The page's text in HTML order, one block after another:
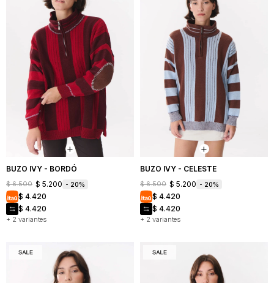
BUZO IVY - BORDÓ
+ 2 variantes
$ 6.500 $ 5.200 20
$ 4.420
$ 4.420
BUZO IVY - CELESTE
+ 2 variantes
$ 6.500 $ 5.200 20
$ 4.420
$ 4.420